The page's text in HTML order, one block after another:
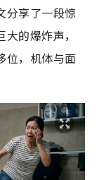
分享了一段惊
的爆炸声，
位，机体与面